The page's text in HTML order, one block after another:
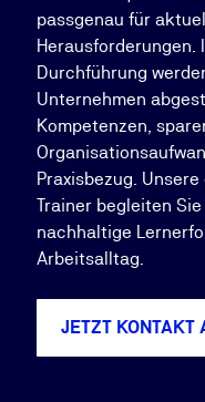
passgenau für
Herausforderungen.
Durchführung
Unternehmen
Kompetenzen,
Praxisbezug.
Trainer begleiten
nachhaltige
Arbeitsalltag.
JETZT KONTAKT